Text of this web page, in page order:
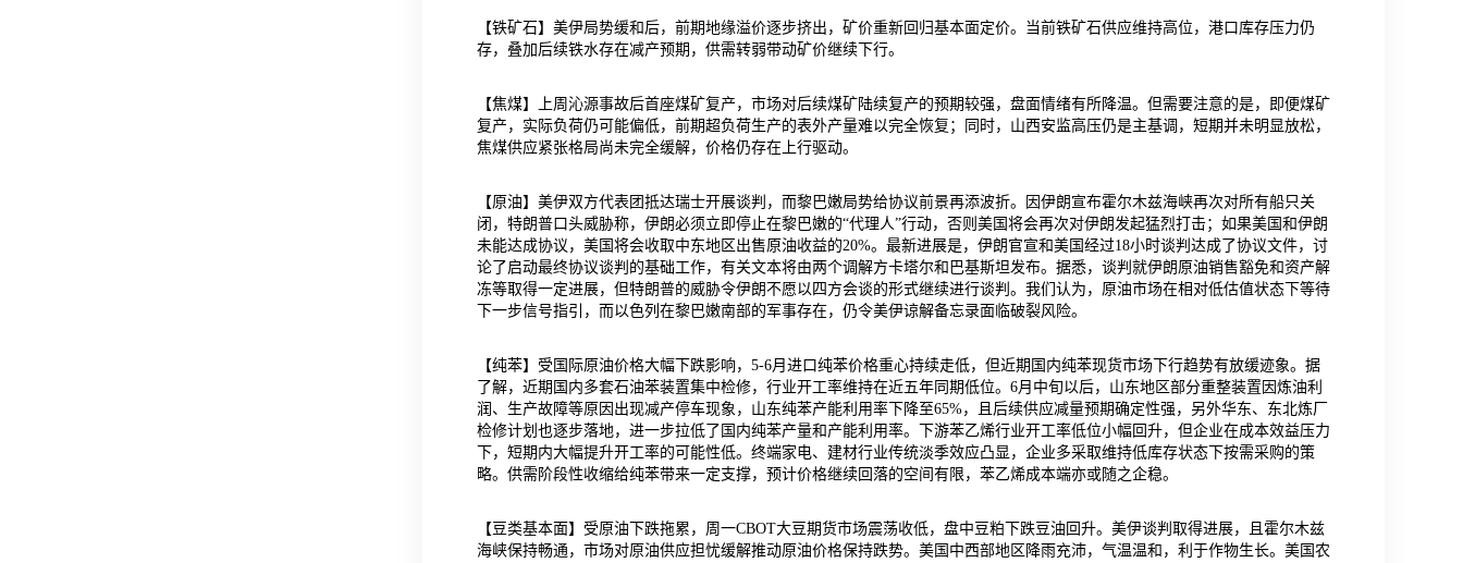
【铁矿石】美伊局势缓和后，前期地缘溢价逐步挤出，矿价重新回归基本面定价。当前铁矿石供应维持高位，港口库存压力仍
存，叠加后续铁水存在减产预期，供需转弱带动矿价继续下行。
【焦煤】上周沁源事故后首座煤矿复产，市场对后续煤矿陆续复产的预期较强，盘面情绪有所降温。但需要注意的是，即便煤矿
复产，实际负荷仍可能偏低，前期超负荷生产的表外产量难以完全恢复；同时，山西安监高压仍是主基调，短期并未明显放松，
焦煤供应紧张格局尚未完全缓解，价格仍存在上行驱动。
【原油】美伊双方代表团抵达瑞士开展谈判，而黎巴嫩局势给协议前景再添波折。因伊朗宣布霍尔木兹海峡再次对所有船只关
闭，特朗普口头威胁称，伊朗必须立即停止在黎巴嫩的“代理人”行动，否则美国将会再次对伊朗发起猛烈打击；如果美国和伊朗
未能达成协议，美国将会收取中东地区出售原油收益的20%。最新进展是，伊朗官宣和美国经过18小时谈判达成了协议文件，讨
论了启动最终协议谈判的基础工作，有关文本将由两个调解方卡塔尔和巴基斯坦发布。据悉，谈判就伊朗原油销售豁免和资产解
冻等取得一定进展，但特朗普的威胁令伊朗不愿以四方会谈的形式继续进行谈判。我们认为，原油市场在相对低估值状态下等待
下一步信号指引，而以色列在黎巴嫩南部的军事存在，仍令美伊谅解备忘录面临破裂风险。
【纯苯】受国际原油价格大幅下跌影响，5-6月进口纯苯价格重心持续走低，但近期国内纯苯现货市场下行趋势有放缓迹象。据
了解，近期国内多套石油苯装置集中检修，行业开工率维持在近五年同期低位。6月中旬以后，山东地区部分重整装置因炼油利
润、生产故障等原因出现减产停车现象，山东纯苯产能利用率下降至65%，且后续供应减量预期确定性强，另外华东、东北炼厂
检修计划也逐步落地，进一步拉低了国内纯苯产量和产能利用率。下游苯乙烯行业开工率低位小幅回升，但企业在成本效益压力
下，短期内大幅提升开工率的可能性低。终端家电、建材行业传统淡季效应凸显，企业多采取维持低库存状态下按需采购的策
略。供需阶段性收缩给纯苯带来一定支撑，预计价格继续回落的空间有限，苯乙烯成本端亦或随之企稳。
【豆类基本面】受原油下跌拖累，周一CBOT大豆期货市场震荡收低，盘中豆粕下跌豆油回升。美伊谈判取得进展，且霍尔木兹
海峡保持畅通，市场对原油供应担忧缓解推动原油价格保持跌势。美国中西部地区降雨充沛，气温温和，利于作物生长。美国农